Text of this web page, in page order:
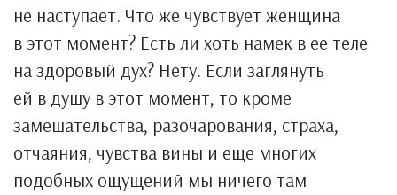
не наступает. Что же чувствует женщина
в этот момент? Есть ли хоть намек в ее теле
на здоровый дух? Нету. Если заглянуть
ей в душу в этот момент, то кроме
замешательства, разочарования, страха,
отчаяния, чувства вины и еще многих
подобных ощущений мы ничего там